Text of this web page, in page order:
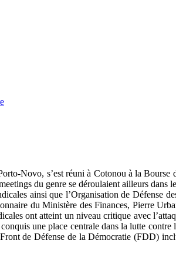
Novo, s’est réuni à Cotonou à la
du genre se déroulaient ailleurs
ainsi que l’Organisation de
du Ministère des Finances, Pierre
ont atteint un niveau critique avec
une place centrale dans la lutte
de Défense de la Démocratie (FDD)